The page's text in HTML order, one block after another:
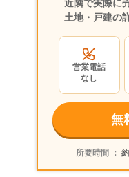
近隣で実際に
土地・戸建の
営業電話
なし
無
所要時間 ：